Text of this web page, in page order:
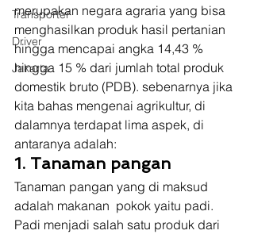
Transporter
Driver
Jakarta
merupakan negara agraria yang bisa
menghasilkan produk hasil pertanian
hingga mencapai angka 14,43 %
hingga 15 % dari jumlah total produk
domestik bruto (PDB). sebenarnya jika
kita bahas mengenai agrikultur, di
dalamnya terdapat lima aspek, di
antaranya adalah:
1. Tanaman pangan
Tanaman pangan yang di maksud
adalah makanan  pokok yaitu padi.
Padi menjadi salah satu produk dari